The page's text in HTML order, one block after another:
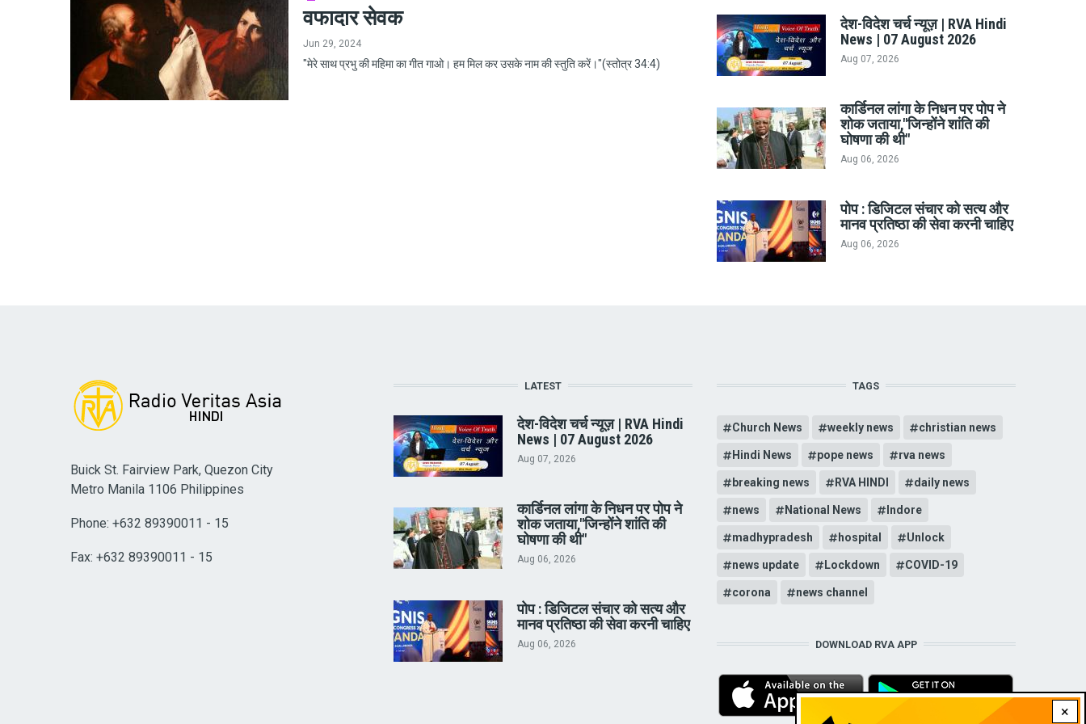
वफादार सेवक
Jun 29, 2024
"मेरे साथ प्रभु की महिमा का गीत गाओ। हम मिल कर उसके नाम की स्तुति करें।"(स्तोत्र 34:4)
देश-विदेश चर्च न्यूज़ | RVA Hindi
News | 07 August 2026
Aug 07, 2026
कार्डिनल लांगा के निधन पर पोप ने
शोक जताया,"जिन्होंने शांति की
घोषणा की थी"
Aug 06, 2026
पोप : डिजिटल संचार को सत्य और
मानव प्रतिष्ठा की सेवा करनी चाहिए
Aug 06, 2026
×
Buick St. Fairview Park, Quezon City
Metro Manila 1106 Philippines
Phone: +632 89390011 - 15
Fax: +632 89390011 - 15
LATEST
देश-विदेश चर्च न्यूज़ | RVA Hindi
News | 07 August 2026
Aug 07, 2026
कार्डिनल लांगा के निधन पर पोप ने
शोक जताया,"जिन्होंने शांति की
घोषणा की थी"
Aug 06, 2026
पोप : डिजिटल संचार को सत्य और
मानव प्रतिष्ठा की सेवा करनी चाहिए
Aug 06, 2026
TAGS
Church News weekly news christian news
Hindi News pope news rva news
breaking news RVA HINDI daily news
news National News Indore
madhypradesh hospital Unlock
news update Lockdown COVID-19
corona news channel
DOWNLOAD RVA APP